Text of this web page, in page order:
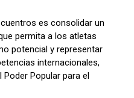
es consolidar un
permita a los atletas
potencial y representar
internacionales,
Poder Popular para el